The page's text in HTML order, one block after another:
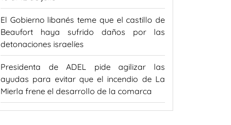
El Gobierno libanés teme que el castillo de
Beaufort haya sufrido daños por las
detonaciones israelíes
Presidenta de ADEL pide agilizar las
ayudas para evitar que el incendio de La
Mierla frene el desarrollo de la comarca